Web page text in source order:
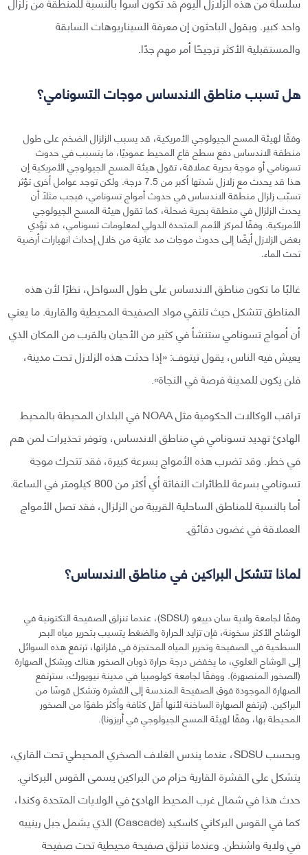
واحد كبير. ويقول الباحثون إن معرفة السيناريوهات السابقة
والمستقبلية الأكثر ترجيحًا أمر مهم جدًا.
هل تسبب مناطق الاندساس موجات التسونامي؟
وفقًا لهيئة المسح الجيولوجي الأمريكية، قد يسبب الزلزال الضخم على طول
منطقة الاندساس دفع سطح قاع المحيط عموديًا، ما يتسبب في حدوث
تسونامي أو موجة بحرية عملاقة، تقول هيئة المسح الجيولوجي الأمريكية إن
هذا قد يحدث مع زلازل شدتها أكبر من 7.5 درجة. ولكن توجد عوامل أخرى تؤثر
تسبّب زلزال منطقة الاندساس في حدوث أمواج تسونامي، فيجب مثلًا أن
يحدث الزلزال في منطقة بحرية ضحلة، كما تقول هيئة المسح الجيولوجي
الأمريكية. وفقًا لمركز الأمم المتحدة الدولي لمعلومات تسونامي، قد تؤدي
بعض الزلازل أيضًا إلى حدوث موجات مد عاتية من خلال إحداث انهيارات أرضية
تحت الماء.
غالبًا ما تكون مناطق الاندساس على طول السواحل، نظرًا لأن هذه
المناطق تتشكل حيث تلتقي مواد الصفيحة المحيطية والقارية. ما يعني
أن أمواج تسونامي ستنشأ في كثير من الأحيان بالقرب من المكان الذي
يعيش فيه الناس، يقول تيتوف: «إذا حدثت هذه الزلازل تحت مدينة،
فلن يكون للمدينة فرصة في النجاة».
تراقب الوكالات الحكومية مثل NOAA في البلدان المحيطة بالمحيط
الهادئ تهديد تسونامي في مناطق الاندساس، وتوفر تحذيرات لمن هم
في خطر. وقد تضرب هذه الأمواج بسرعة كبيرة، فقد تتحرك موجة
تسونامي بسرعة للطائرات النفاثة أي أكثر من 800 كيلومتر في الساعة.
أما بالنسبة للمناطق الساحلية القريبة من الزلزال، فقد تصل الأمواج
العملاقة في غضون دقائق.
لماذا تتشكل البراكين في مناطق الاندساس؟
وفقًا لجامعة ولاية سان دييغو (SDSU)، عندما تنزلق الصفيحة التكتونية في
الوشاح الأكثر سخونة، فإن تزايد الحرارة والضغط يتسبب بتحرير مياه البحر
السطحية في الصفيحة وتحرير المياه المحتجزة في فلزاتها، ترتفع هذه السوائل
إلى الوشاح العلوي، ما يخفض درجة حرارة ذوبان الصخور هناك ويشكل الصهارة
(الصخور المنصهرة). ووفقًا لجامعة كولومبيا في مدينة نيويورك، سترتفع
الصهارة الموجودة فوق الصفيحة المندسة إلى القشرة وتشكل قوسًا من
البراكين. (ترتفع الصهارة الساخنة لأنها أقل كثافة وأكثر طفوًا من الصخور
المحيطة بها، وفقًا لهيئة المسح الجيولوجي في أريزونا).
وبحسب SDSU، عندما يندس الغلاف الصخري المحيطي تحت القاري،
يتشكل على القشرة القارية حزام من البراكين يسمى القوس البركاني.
حدث هذا في شمال غرب المحيط الهادئ في الولايات المتحدة وكندا،
كما في القوس البركاني كاسكيد (Cascade) الذي يشمل جبل رينييه
في ولاية واشنطن. وعندما تنزلق صفيحة محيطية تحت صفيحة